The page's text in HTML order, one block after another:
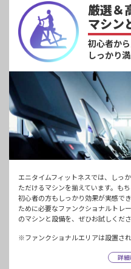
厳選＆
マシン
初心者から
しっかり満
エニタイムフィットネスでは、しっ
ただけるマシンを揃えています。も
初心者の方もしっかり効果が実感で
ために必要なファンクショナルトレ
のマシンと設備を、ぜひお試しくださ
※ファンクショナルエリアは設置さ
詳